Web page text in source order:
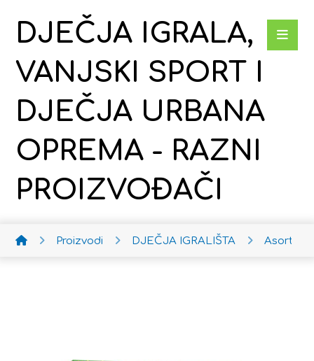
DJEČJA IGRALA,
VANJSKI SPORT I
DJEČJA URBANA
OPREMA - RAZNI
PROIZVOĐAČI
Proizvodi DJEČJA IGRALIŠTA